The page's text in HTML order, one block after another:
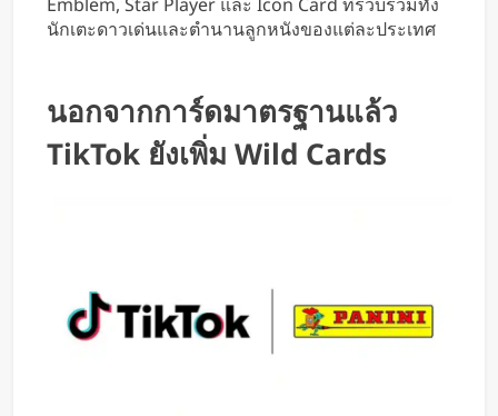
นักเตะดาวเด่นและตำนานลูกหนังของแต่ละประเทศ
นอกจากการ์ดมาตรฐานแล้ว
TikTok ยังเพิ่ม Wild Cards